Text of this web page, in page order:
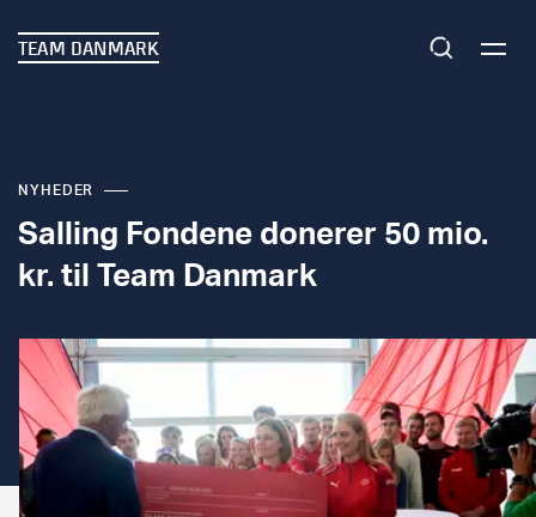
TEAM DANMARK
NYHEDER
Salling Fondene donerer 50 mio.
kr. til Team Danmark